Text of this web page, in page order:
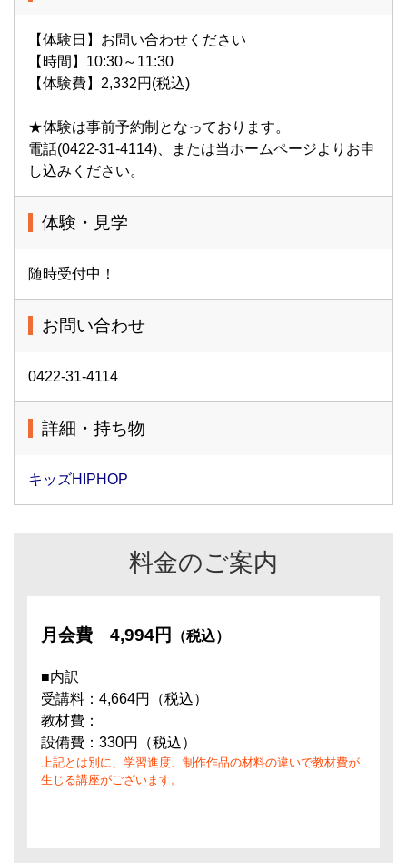
【体験日】お問い合わせください
【時間】10:30～11:30
【体験費】2,332円(税込)
★体験は事前予約制となっております。
電話(0422-31-4114)、または当ホームページよりお申
し込みください。
体験・見学
随時受付中！
お問い合わせ
0422-31-4114
詳細・持ち物
キッズHIPHOP
料金のご案内
月会費 4,994円 （税込）
■内訳
受講料：4,664円（税込）
教材費：
設備費：330円（税込）
上記とは別に、学習進度、制作作品の材料の違いで教材費が
生じる講座がございます。